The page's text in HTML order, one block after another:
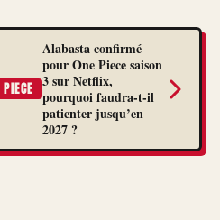
Alabasta confirmé
pour One Piece saison
3 sur Netflix,
pourquoi faudra-t-il
patienter jusqu’en
2027 ?